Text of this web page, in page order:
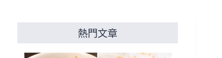
熱門文章